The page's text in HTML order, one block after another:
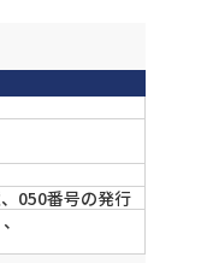
050番号の発行